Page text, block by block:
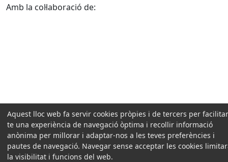
Amb la col·laboració de:
Aquest lloc web fa servir cookies pròpies i de tercers per
te una experiència de navegació òptima i recollir informació
anònima per millorar i adaptar-nos a les teves preferències i
pautes de navegació. Navegar sense acceptar les cookies
la visibilitat i funcions del web.